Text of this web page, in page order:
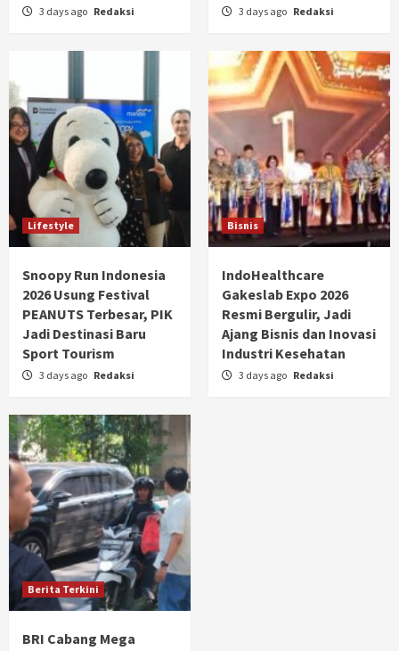
3 days ago Redaksi 3 days ago Redaksi
Lifestyle
Snoopy Run Indonesia
2026 Usung Festival
PEANUTS Terbesar, PIK
Jadi Destinasi Baru
Sport Tourism
3 days ago Redaksi
Bisnis
IndoHealthcare
Gakeslab Expo 2026
Resmi Bergulir, Jadi
Ajang Bisnis dan Inovasi
Industri Kesehatan
3 days ago Redaksi
Berita Terkini
BRI Cabang Mega